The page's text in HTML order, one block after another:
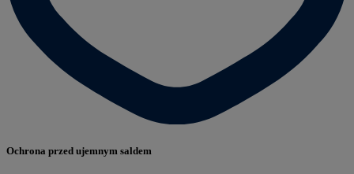
Ochrona przed ujemnym saldem